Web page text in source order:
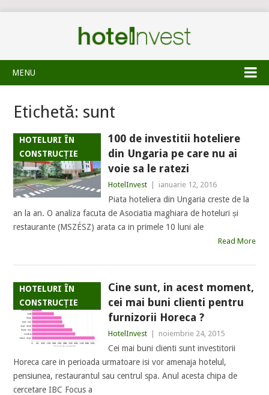
MENU
Etichetă: sunt
HOTELURI ÎN
CONSTRUCȚIE
100 de investitii hoteliere
din Ungaria pe care nu ai
voie sa le ratezi
HotelInvest ianuarie 12, 2016
Piata hoteliera din Ungaria creste de la
an la an. O analiza facuta de Asociatia maghiara de hoteluri și
restaurante (MSZÉSZ) arata ca in primele 10 luni ale
Read More
HOTELURI ÎN
CONSTRUCȚIE
Cine sunt, in acest moment,
cei mai buni clienti pentru
furnizorii Horeca ?
HotelInvest noiembrie 24, 2015
Cei mai buni clienti sunt investitorii
Horeca care in perioada urmatoare isi vor amenaja hotelul,
pensiunea, restaurantul sau centrul spa. Anul acesta chipa de
cercetare IBC Focus a